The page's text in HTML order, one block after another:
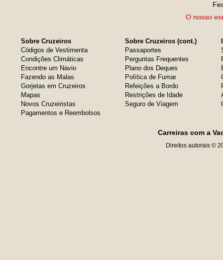
O nosso
Sobre Cruzeiros
Códigos de Vestimenta
Condições Climáticas
Encontre um Navio
Fazendo as Malas
Gorjetas em Cruzeiros
Mapas
Novos Cruzeiristas
Pagamentos e Reembolsos
Sobre Cruzeiros (cont.)
Passaportes
Perguntas Frequentes
Plano dos Deques
Política de Fumar
Refeições a Bordo
Restrições de Idade
Seguro de Viagem
Carreiras com a
Direitos autorais ©